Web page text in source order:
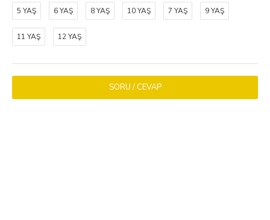
5 YAŞ
6 YAŞ 8 YAŞ 10 YAŞ 7 YAŞ 9 YAŞ
11 YAŞ 12 YAŞ
SORU / CEVAP